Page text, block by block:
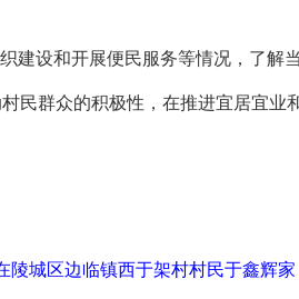
建设和开展便民服务等情况，了解
民群众的积极性，在推进宜居宜业
城区边临镇西于架村村民于鑫辉